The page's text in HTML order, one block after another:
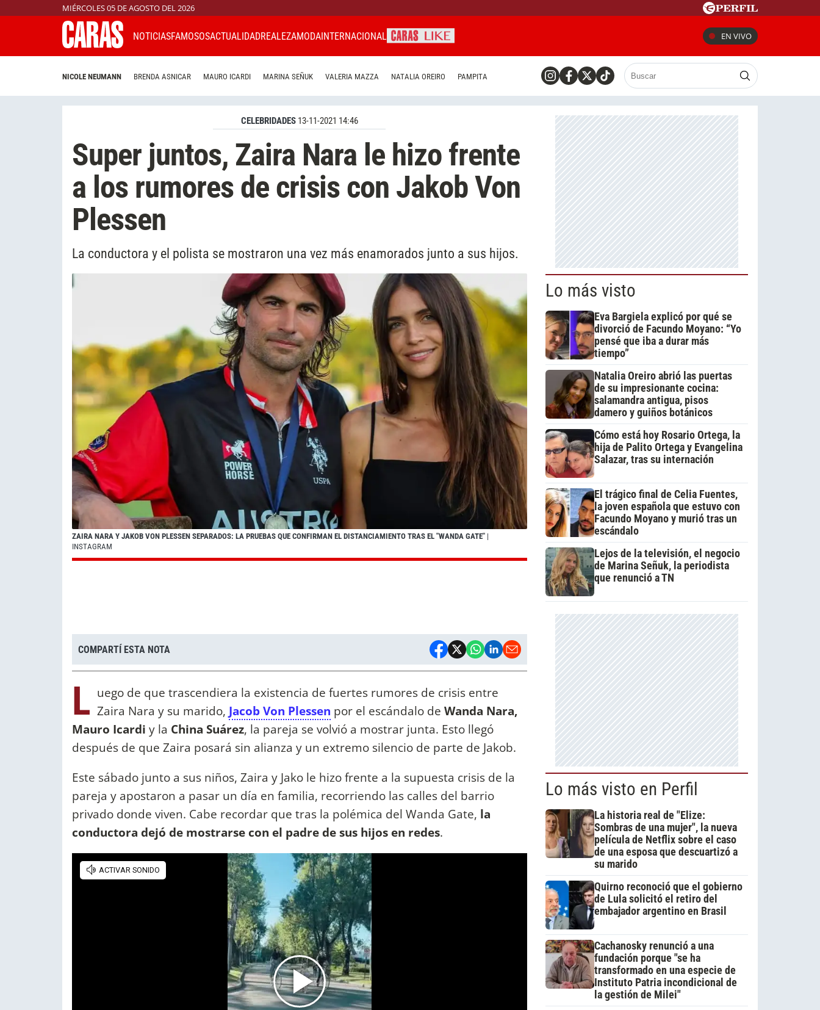
MIÉRCOLES 05 DE AGOSTO DEL 2026
NOTICIASFAMOSOSACTUALIDADREALEZAMODAINTERNACIONAL EN VIVO
NICOLE NEUMANN BRENDA ASNICAR MAURO ICARDI MARINA SEÑUK VALERIA MAZZA NATALIA OREIRO PAMPITA
CELEBRIDADES 13-11-2021 14:46
Super juntos, Zaira Nara le hizo frente
a los rumores de crisis con Jakob Von
Plessen
La conductora y el polista se mostraron una vez más enamorados junto a sus hijos.
ZAIRA NARA Y JAKOB VON PLESSEN SEPARADOS: LA PRUEBAS QUE CONFIRMAN EL DISTANCIAMIENTO TRAS EL "WANDA GATE" |
INSTAGRAM
COMPARTÍ ESTA NOTA
L uego de que trascendiera la existencia de fuertes rumores de crisis entre
Zaira Nara y su marido, Jacob Von Plessen por el escándalo de Wanda Nara,
Mauro Icardi y la China Suárez, la pareja se volvió a mostrar junta. Esto llegó
después de que Zaira posará sin alianza y un extremo silencio de parte de Jakob.
Este sábado junto a sus niños, Zaira y Jako le hizo frente a la supuesta crisis de la
pareja y apostaron a pasar un día en familia, recorriendo las calles del barrio
privado donde viven. Cabe recordar que tras la polémica del Wanda Gate, la
conductora dejó de mostrarse con el padre de sus hijos en redes.
Lo más visto
Eva Bargiela explicó por qué se
divorció de Facundo Moyano: “Yo
pensé que iba a durar más
tiempo”
Natalia Oreiro abrió las puertas
de su impresionante cocina:
salamandra antigua, pisos
damero y guiños botánicos
Cómo está hoy Rosario Ortega, la
hija de Palito Ortega y Evangelina
Salazar, tras su internación
El trágico final de Celia Fuentes,
la joven española que estuvo con
Facundo Moyano y murió tras un
escándalo
Lejos de la televisión, el negocio
de Marina Señuk, la periodista
que renunció a TN
Lo más visto en Perfil
La historia real de "Elize:
Sombras de una mujer", la nueva
película de Netflix sobre el caso
de una esposa que descuartizó a
su marido
Quirno reconoció que el gobierno
de Lula solicitó el retiro del
embajador argentino en Brasil
Cachanosky renunció a una
fundación porque "se ha
transformado en una especie de
Instituto Patria incondicional de
la gestión de Milei"